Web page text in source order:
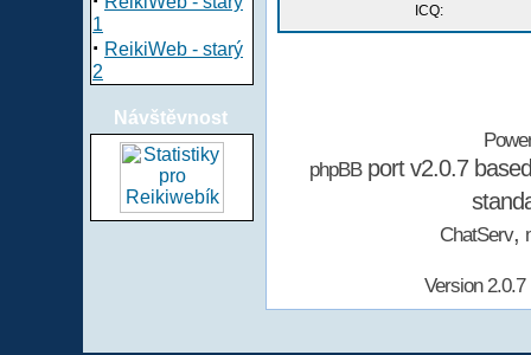
1
· ReikiWeb - starý
2
Návštěvnost
ICQ:
phpBBport v2.0.7
ChatServ,
Version